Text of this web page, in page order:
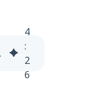
HubSpot
4
:
2
6